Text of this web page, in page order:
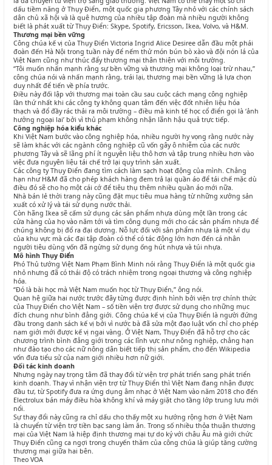
dấu tiềm năng ở Thụy Điển, một quốc gia phương Tây nhỏ với các chính sách
dân chủ xã hội và là quê hương của nhiều tập đoàn mà nhiều người không
biết là phát xuất từ Thụy Điển: Skype, Spotify, Ericsson, Ikea, Volvo, và H&M.
Thương mại bền vững
Công chúa kế vị của Thụy Điển Victoria Ingrid Alice Desiree dẫn đầu một phái
đoàn đến Hà Nội trong tuần này để nếm thử món bún bò xào và đội nón lá của
Việt Nam cũng như thúc đẩy thương mại thân thiện với môi trường.
“Tôi muốn nhấn mạnh rằng sự bền vững và thương mại không loại trừ nhau,”
công chúa nói và nhấn mạnh rằng, trái lại, thương mại bền vững là lựa chọn
duy nhất để tiến về phía trước.
Điều này đối lập với thương mại toàn cầu sau cuộc cách mạng công nghiệp
lần thứ nhất khi các công ty không quan tâm đến việc đốt nhiên liệu hóa
thạch và đổ đầy rác thải ra môi trường – điều mà kinh tế học cổ điển gọi là ‘ảnh
hưởng ngoại lai’ bởi vì thủ phạm không nhận lãnh hậu quả trực tiếp.
Công nghiệp hóa kiểu khác
Khi Việt Nam bước vào công nghiệp hóa, nhiều người hy vọng rằng nước này
sẽ làm khác với các ngành công nghiệp cũ vốn gây ô nhiễm của các nước
phương Tây và sẽ lãng phí ít nguyên liệu thô hơn và tập trung nhiều hơn vào
việc đưa nguyên liệu tái chế trở lại quy trình sản xuất.
Các công ty Thụy Điển đang tìm cách làm sạch hoạt động của mình. Chẳng
hạn như H&M đã cho phép khách hàng đem trả lại quần áo để tái chế mặc dù
điều đó sẽ cho họ một cái cớ để tiêu thụ thêm nhiều quần áo mới nữa.
Nhà bán lẻ thời trang này cũng đặt mục tiêu mua hàng từ những xưởng sản
xuất có xử lý và tái sử dụng nước thải.
Còn hãng Ikea sẽ cấm sử dụng các sản phẩm nhựa dùng một lần trong các
cửa hàng của họ vào năm tới và tìm công dụng mới cho các sản phẩm nhựa để
chúng không bị đổ ra đại dương. Nỗ lực đối với sản phẩm nhựa là một ví dụ
của khu vực mà các đại tập đoàn có thể có tác động lớn hơn đến cá nhân
người tiêu dùng vốn đã ngừng sử dụng ống hút nhựa và túi nhựa.
Mô hình Thụy Điển
Phó Thủ tướng Việt Nam Phạm Bình Minh nói rằng Thụy Điển là một quốc gia
nhỏ nhưng đã có thái độ có trách nhiệm trong ngoại thương và công nghiệp
hóa.
“Đó là bài học mà Việt Nam muốn học từ Thụy Điển,” ông nói.
Quan hệ giữa hai nước trước đây từng được định hình bởi viện trợ chính thức
của Thụy Điển cho Việt Nam – số tiền viện trợ được sử dụng cho những mục
đích chung như bình đẳng giới. Công chúa kế vị của Thụy Điển là người đứng
đầu trong danh sách kế vị bởi vì nước bà đã sửa một đạo luật vốn chỉ cho phép
nam giới mới được kế vị ngai vàng. Ở Việt Nam, Thụy Điển đã hỗ trợ cho các
chương trình bình đẳng giới trong các lĩnh vực như nông nghiệp, chẳng hạn
như đào tạo cho các nữ nông dân biết tiếp thị sản phẩm, cho đến Wikipedia
vốn đưa tiểu sử của nam giới nhiều hơn nữ giới.
Đối tác kinh doanh
Nhưng ngày nay trọng tâm đã thay đổi từ viện trợ phát triển sang phát triển
kinh doanh. Thay vì nhận viện trợ từ Thụy Điển thì Việt Nam đang nhận được
đầu tư, từ Spotify đưa ra ứng dụng âm nhạc ở Việt Nam vào năm 2018 cho đến
Electrolux bán máy điều hòa không khí và máy giặt cho tầng lớp trung lưu mới
nổi.
Sự thay đổi này cũng ra chỉ dấu cho thấy một xu hướng rộng hơn ở Việt Nam
là chuyển từ viện trợ tiền bạc sang làm ăn. Trong số nhiều thỏa thuận thương
mại của Việt Nam là hiệp định thương mại tự do ký với châu Âu mà giới chức
Thụy Điển cũng ca ngợi trong chuyến thăm của công chúa là giúp tăng cường
thương mại giữa hai bên.
Theo VOA